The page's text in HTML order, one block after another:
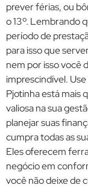
prever férias, ou
o 13º. Lembrando
período de
para isso que
nem por isso você
imprescindível.
Pjotinha está mais
valiosa na sua
planejar suas
cumpra todas as
Eles oferecem
negócio em
você não deixe de